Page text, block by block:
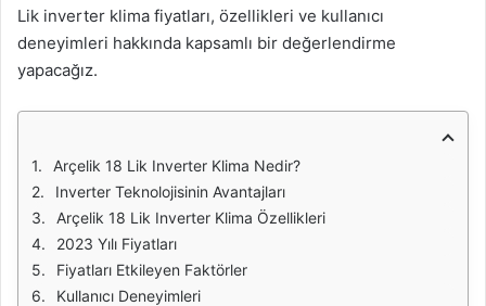
Lik inverter klima fiyatları, özellikleri ve kullanıcı
deneyimleri hakkında kapsamlı bir değerlendirme
yapacağız.
Arçelik 18 Lik Inverter Klima Nedir?
Inverter Teknolojisinin Avantajları
Arçelik 18 Lik Inverter Klima Özellikleri
2023 Yılı Fiyatları
Fiyatları Etkileyen Faktörler
Kullanıcı Deneyimleri